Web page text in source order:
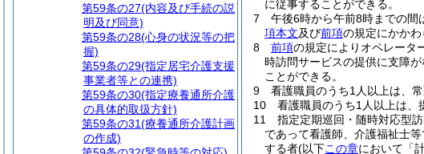
に従事することができる。
7
午後6時から午前8時までの間
項本文及び前項の規定にかか
8
前項の規定によりオペレータ
時訪問サービスの提供に支障が
ことができる。
9
看護職員のうち1人以上は、
10
看護職員のうち1人以上は、
11
指定定期巡回・随時対応型
であって看護師、介護福祉士
する者(以下この章において「
第59条の27(内容及び手続の説
明及び同意)
第59条の28(心身の状況等の把
握)
第59条の29(指定居宅介護支援
事業者等との連携)
第59条の30(指定療養通所介護
の具体的取扱方針)
第59条の31(療養通所介護計画
の作成)